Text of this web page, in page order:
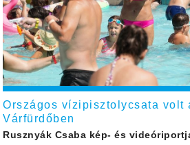
Országos vízipisztolycsata volt
Várfürdőben
Rusznyák Csaba kép- és